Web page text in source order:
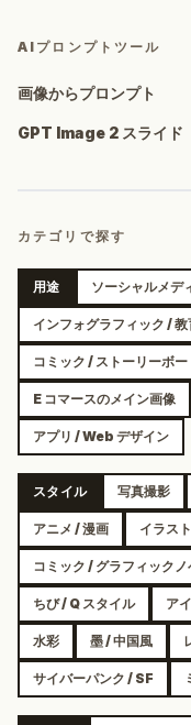
AIプロンプトツール
画像からプロンプト
GPT Image 2 スライド
カテゴリで探す
用途 ソーシャルメデ
インフォグラフィック /
コミック / ストーリーボー
E コマースのメイン画像
アプリ / Web デザイン
スタイル 写真撮影
アニメ / 漫画 イラスト
コミック / グラフィックノ
ちび / Q スタイル ア
水彩 墨 / 中国風
サイバーパンク / SF